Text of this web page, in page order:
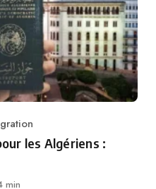
les Algériens :
min